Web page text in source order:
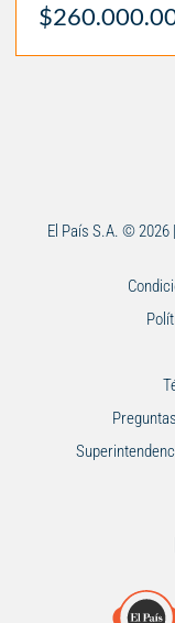
El País S.A. © 2026